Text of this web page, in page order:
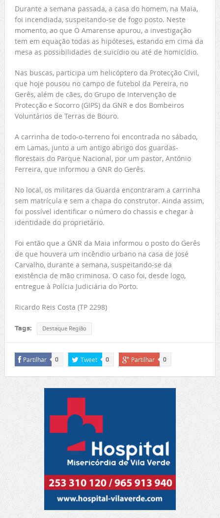
Durante a semana passada, a casa do homem, na Maia,
foi incendiada, suspeitando-se de fogo posto. Neste
momento, ao que O Amarense apurou, a investigação
tem em equação todas as hipóteses, estando em cima da
mesa as possibilidades de suicídio ou até de homicídio.
Nas buscas, participa um helicóptero da Protecção Civil,
que hoje pousou no campo de futebol da Pereira, no
Gerês, além de cães, do Grupo de Intervenção de
Protecção e Socorro (GIPS) da GNR e dos Bombeiros
Voluntários de Terras de Bouro.
A carrinha de todo-o-terreno foi encontrada no sábado,
em Lamas, junto a um antigo abrigo dos guardas-
florestais do Parque Nacional, por um pastor, António
Ferreira, que informou a GNR do Gerês.
No local, os militares da Guarda encontraram a carrinha
sem matrícula e sem a chapa do construtor. Ainda assim,
foi possível identificar o número do chassis e chegar à
identidade do proprietário.
Foi então que a GNR da Maia informou o posto do Gerês
de que houvera um incêndio urbano na casa de José
Carvalho, durante a semana, suspeitando-se da
existência de mão criminosa. O caso foi, desde logo,
entregue à Polícia Judiciária do Porto.
Ricardo Reis Costa (TP 2298)
Tags: Destaque Região
Partilhar 0 Tweet 0 Partilhar 0